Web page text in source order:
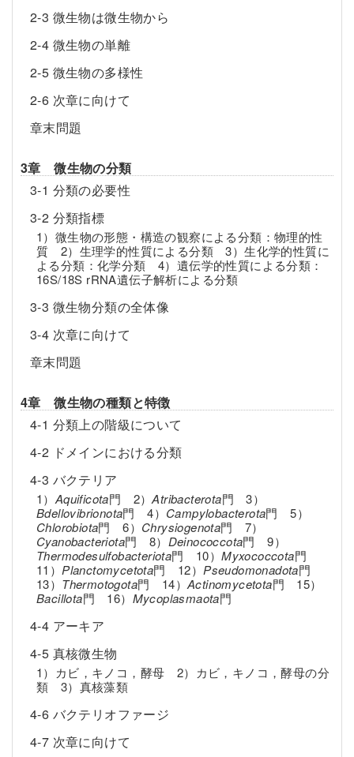
2-3 微生物は微生物から
2-4 微生物の単離
2-5 微生物の多様性
2-6 次章に向けて
章末問題
3章 微生物の分類
3-1 分類の必要性
3-2 分類指標
1）微生物の形態・構造の観察による分類：物理的性
質 2）生理学的性質による分類 3）生化学的性質に
よる分類：化学分類 4）遺伝学的性質による分類：
16S/18S rRNA遺伝子解析による分類
3-3 微生物分類の全体像
3-4 次章に向けて
章末問題
4章 微生物の種類と特徴
4-1 分類上の階級について
4-2 ドメインにおける分類
4-3 バクテリア
1） Aquificota門 2）Atribacterota門 3）
Bdellovibrionota門 4） Campylobacterota門 5）
Chlorobiota門 6） Chrysiogenota門 7）
Cyanobacteriota門 8） Deinococcota門 9）
Thermodesulfobacteriota門 10）Myxococcota門
11） Planctomycetota門 12） Pseudomonadota門
13） Thermotogota門 14）Actinomycetota門 15）
Bacillota門 16） Mycoplasmaota門
4-4 アーキア
4-5 真核微生物
1）カビ，キノコ，酵母 2）カビ，キノコ，酵母の分
類 3）真核藻類
4-6 バクテリオファージ
4-7 次章に向けて